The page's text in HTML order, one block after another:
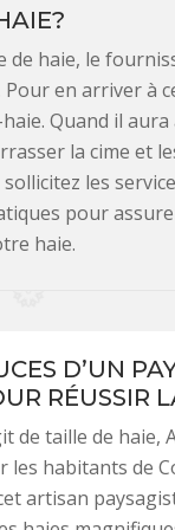
haie, le
en arriver à
Quand il
la cime et
les
pour
haie.
D’UN
RÉUSSIR
de taille de haie,
les habitants de
artisan